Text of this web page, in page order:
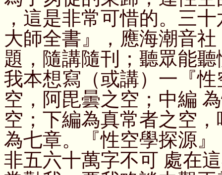
，這是非常可惜的。三
大師全書』，應海潮音
題，隨講隨刊；聽眾能
我本想寫（或講）一『
空，阿毘曇之空；中編
空；下編為真常者之空
為七章。『性空學探源
非五六十萬字不可 處在